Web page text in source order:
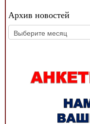
Архив новостей
Архив
новостей